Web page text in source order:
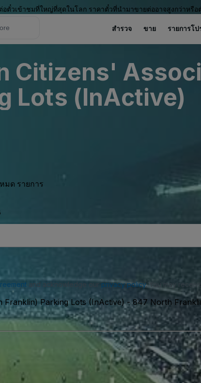
อตั๋วเข้าชมที่ใหญ่ที่สุดในโลก ราคาตั๋วที่นำมาขายต่ออาจสูงกว่าหรือ
สำรวจ ขาย รายการโป
Citizens'
Lots (InActive)
มด รายการ
and acknowledge our privacy policy. You may
Franklin) Parking Lots (InActive)-847 North